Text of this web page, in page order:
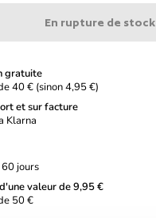
En rupture de stock
gratuite
40 € (sinon 4,95 €)
et sur facture
Klarna
jours
d'une valeur de 9,95 €
50 €